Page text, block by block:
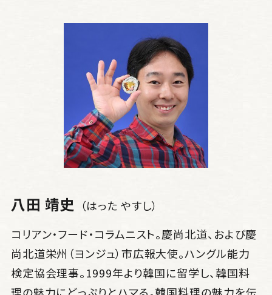
八田 靖史 （はった やすし）
コリアン・フード・コラムニスト。慶尚北道、および慶
尚北道栄州（ヨンジュ）市広報大使。ハングル能力
検定協会理事。1999年より韓国に留学し、韓国料